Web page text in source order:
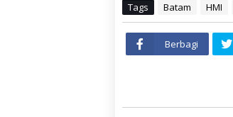
Tags Batam HMI
Berbagi